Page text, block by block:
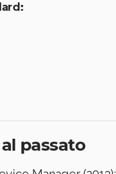
passato